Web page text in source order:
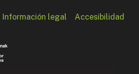
Información legal Accesibilidad